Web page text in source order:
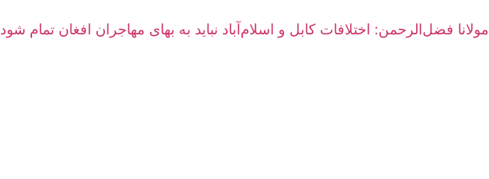
مولانا فضل‌الرحمن: اختلافات کابل و اسلام‌آباد نباید به بهای مهاجران افغان تمام شود